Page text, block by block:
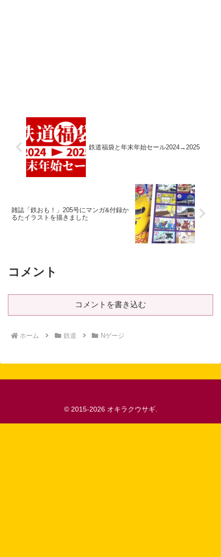
鉄道福袋と年末年始セール2024→2025
雑誌「鉄おも！」205号にマンガ&付録か
るたイラストを描きました
コメント
コメントを書き込む
ホーム 鉄道 Nゲージ
© 2015-2026 オキラクウサギ.